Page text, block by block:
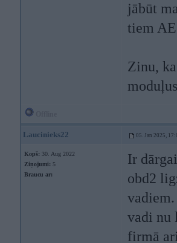
jābūt
tiem
Zinu,
Laucinieks22 05. Jan 2025,
Kopš: 30. Aug 2022
Ziņojumi: 5
Braucu ar:
Ir
obd2
vadiem.
vadi nu
firmā